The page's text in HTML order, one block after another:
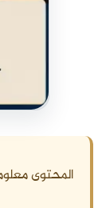
المحتوى